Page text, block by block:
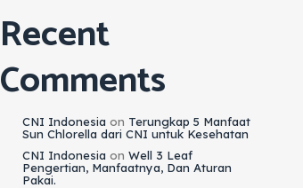
Recent
Comments
CNI Indonesia on Terungkap 5 Manfaat
Sun Chlorella dari CNI untuk Kesehatan
CNI Indonesia on Well 3 Leaf
Pengertian, Manfaatnya, Dan Aturan
Pakai.